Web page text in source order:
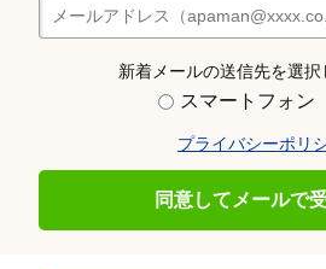
新着メールの送信先を選
スマートフォン
プライバシーポリ
同意してメールで